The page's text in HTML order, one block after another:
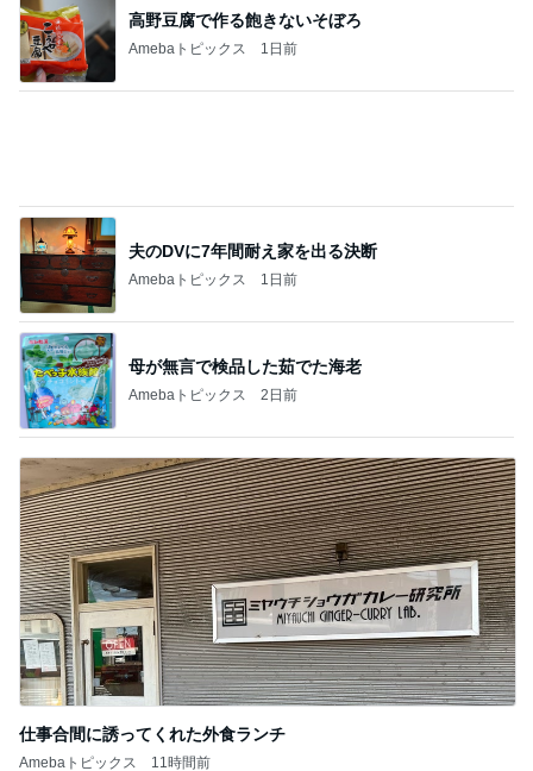
高野豆腐で作る飽きないそぼろ
Amebaトピックス 1日前
母が無言で検品した茹でた海老
Amebaトピックス 2日前
仕事合間に誘ってくれた外食ランチ
Amebaトピックス 11時間前
記事を読む